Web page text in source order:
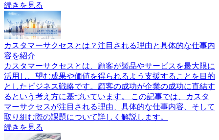
続きを見る
カスタマーサクセスとは？注目される理由と具体的な仕事内
容を紹介
カスタマーサクセスとは、顧客が製品やサービスを最大限に
活用し、望む成果や価値を得られるよう支援することを目的
としたビジネス戦略です。顧客の成功が企業の成功に直結す
るという考え方に基づいています。 この記事では、カスタ
マーサクセスが注目される理由、具体的な仕事内容、そして
取り組む際の課題について詳しく解説します。
続きを見る